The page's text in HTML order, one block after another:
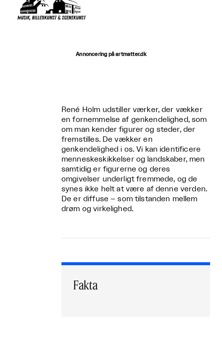
Annoncering på artmatter.dk
René Holm udstiller værker, der vækker
en fornemmelse af genkendelighed, som
om man kender figurer og steder, der
fremstilles. De vækker en
genkendelighed i os. Vi kan identificere
menneskeskikkelser og landskaber, men
samtidig er figurerne og deres
omgivelser underligt fremmede, og de
synes ikke helt at være af denne verden.
De er diffuse – som tilstanden mellem
drøm og virkelighed.
Fakta